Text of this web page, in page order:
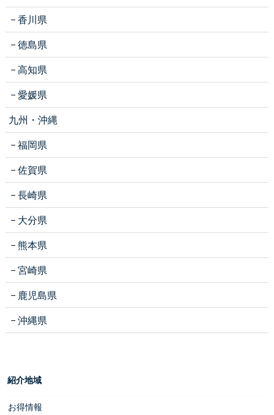
香川県
徳島県
高知県
愛媛県
九州・沖縄
福岡県
佐賀県
長崎県
大分県
熊本県
宮崎県
鹿児島県
沖縄県
紹介地域
お得情報